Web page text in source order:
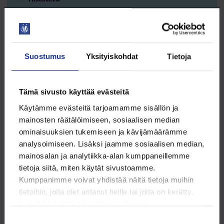
Suostumus Yksityiskohdat Tietoja
Tämä sivusto käyttää evästeitä
Käytämme evästeitä tarjoamamme sisällön ja
mainosten räätälöimiseen, sosiaalisen median
ominaisuuksien tukemiseen ja kävijämäärämme
analysoimiseen. Lisäksi jaamme sosiaalisen median,
mainosalan ja analytiikka-alan kumppaneillemme
tietoja siitä, miten käytät sivustoamme.
Kumppanimme voivat yhdistää näitä tietoja muihin
tietoihin, joita olet antanut heille tai joita on kerätty,
Projektinhallinta 3 – riskienhallinta ja
viestintä
21.8. klo 9:00 – 12:00
WEBINAARI
KOULUTUS
DIGITAIDOT